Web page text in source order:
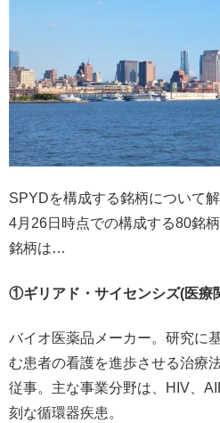
SPYDを構成する銘柄について
4月26日時点での構成する80銘
銘柄は…
①ギリアド・サイセンシズ(医
バイオ医薬品メーカー。研究に
む患者の看護を進歩させる治療
従事。主な事業分野は、HIV、
刻な循環器疾患。